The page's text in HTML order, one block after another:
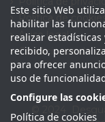
Política de cookies
Aviso legal
Condiciones de
Este sitio Web
habilitar las
realizar
recibido,
para ofrecer
uso de
Configure las
Política de cookies